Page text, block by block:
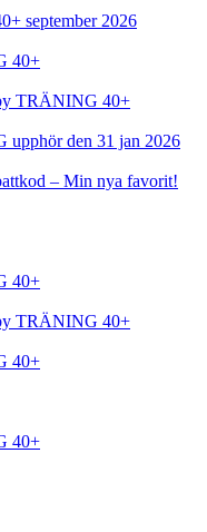
september 2026
40+
TRÄNING 40+
den 31 jan 2026
– Min nya favorit!
40+
TRÄNING 40+
40+
40+